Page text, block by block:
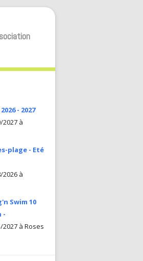
- 2027
2027 à
plage - Eté
2026 à
Swim 10
-
2027 à Roses